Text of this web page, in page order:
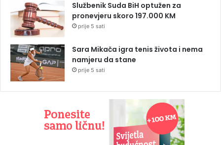
Službenik Suda BiH optužen za
pronevjeru skoro 197.000 KM
prije 5 sati
Sara Mikača igra tenis života i nema
namjeru da stane
prije 5 sati